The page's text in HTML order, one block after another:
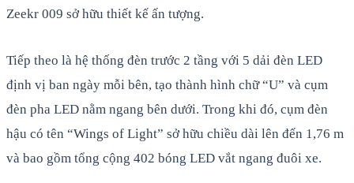
Zeekr 009 sở hữu thiết kế ấn tượng.
Tiếp theo là hệ thống đèn trước 2 tầng với 5 dải đèn LED
định vị ban ngày mỗi bên, tạo thành hình chữ “U” và cụm
đèn pha LED nằm ngang bên dưới. Trong khi đó, cụm đèn
hậu có tên “Wings of Light” sở hữu chiều dài lên đến 1,76 m
và bao gồm tổng cộng 402 bóng LED vắt ngang đuôi xe.